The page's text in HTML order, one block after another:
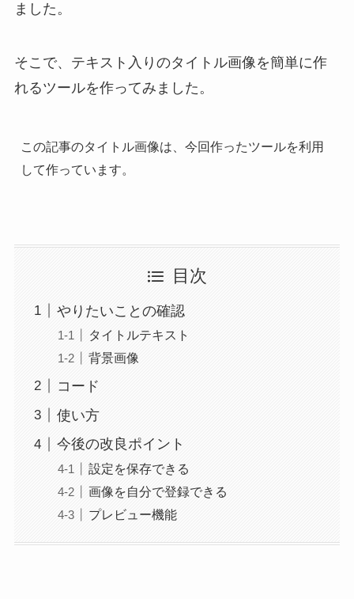
ました。
そこで、 テキスト入りのタイトル画像を簡単に作
れるツールを作ってみました。
この記事のタイトル画像は、今回作ったツールを利用
して作っています。
目次
やりたいことの確認
タイトルテキスト
背景画像
コード
使い方
今後の改良ポイント
設定を保存できる
画像を自分で登録できる
プレビュー機能